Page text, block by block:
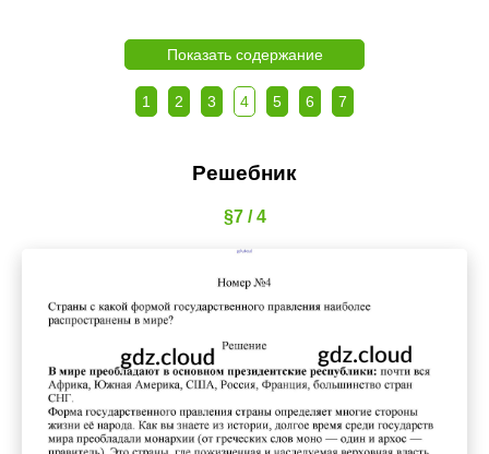
Показать содержание
1 2 3 4 5 6 7
Решебник
§7 / 4